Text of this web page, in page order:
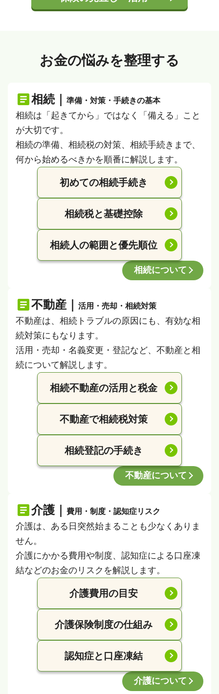
お金の悩みを整理する
相続｜ 準備・対策・手続きの基本
相続は「起きてから」ではなく「備える」こと
が大切です。
相続の準備、相続税の対策、相続手続きまで、
何から始めるべきかを順番に解説します。
初めての相続手続き
相続税と基礎控除
相続人の範囲と優先順位
相続について
不動産｜ 活用・売却・相続対策
不動産は、相続トラブルの原因にも、有効な相
続対策にもなります。
活用・売却・名義変更・登記など、不動産と相
続について解説します。
相続不動産の活用と税金
不動産で相続税対策
相続登記の手続き
不動産について
介護｜ 費用・制度・認知症リスク
介護は、ある日突然始まることも少なくありま
せん。
介護にかかる費用や制度、認知症による口座凍
結などのお金のリスクを解説します。
介護費用の目安
介護保険制度の仕組み
認知症と口座凍結
介護について